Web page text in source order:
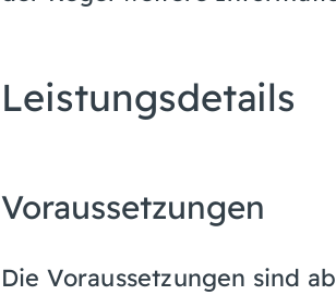
Leistungsdetails
Voraussetzungen
Die Voraussetzungen sind